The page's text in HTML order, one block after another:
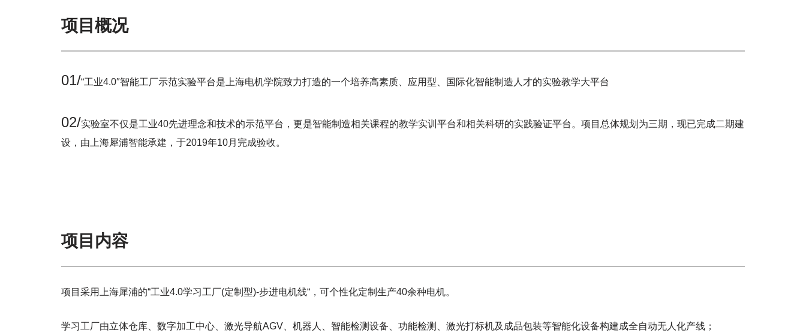
项目概况
01/“工业4.0″智能工厂示范实验平台是上海电机学院致力打造的一个培养高素质、应用型、国际化智能制造人才的实验教学大平台
02/实验室不仅是工业40先进理念和技术的示范平台，更是智能制造相关课程的教学实训平台和相关科研的实践验证平台。项目总体规划为三期，现已完成二期建
设，由上海犀浦智能承建，于2019年10月完成验收。
项目内容
项目采用上海犀浦的“工业4.0学习工厂(定制型)-步进电机线“，可个性化定制生产40余种电机。
学习工厂由立体仓库、数字加工中心、激光导航AGV、机器人、智能检测设备、功能检测、激光打标机及成品包装等智能化设备构建成全自动无人化产线；